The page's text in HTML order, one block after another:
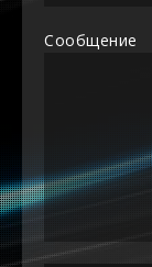
Сообщение